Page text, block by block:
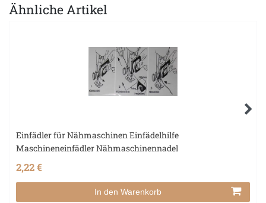
Ähnliche Artikel
Einfädler für Nähmaschinen Einfädelhilfe
Maschineneinfädler Nähmaschinennadel
2,22 €
In den Warenkorb